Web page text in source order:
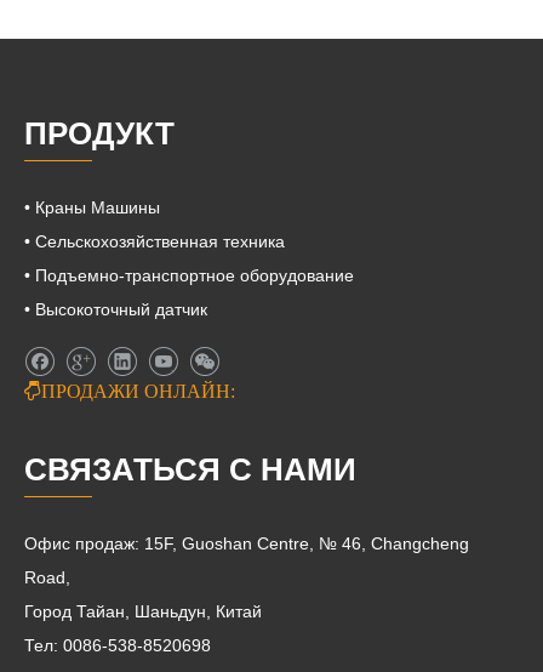
ПРОДУКТ
• Краны Машины
• Сельскохозяйственная техника
• Подъемно-транспортное оборудование
• Высокоточный датчик
ПРОДАЖИ ОНЛАЙН:
СВЯЗАТЬСЯ С НАМИ
Офис продаж: 15F, Guoshan Centre, № 46, Changcheng
Road,
Город Тайан, Шаньдун, Китай
Тел: 0086-538-8520698